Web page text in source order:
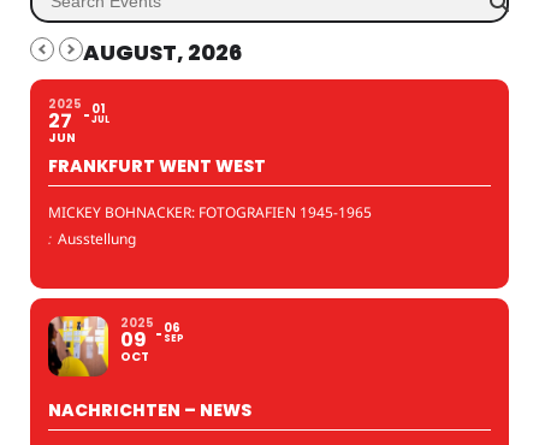
AUGUST, 2026
2025
27
JUN
01
JUL
FRANKFURT WENT WEST
MICKEY BOHNACKER: FOTOGRAFIEN 1945-1965
: Ausstellung
2025
09
OCT
06
SEP
NACHRICHTEN – NEWS